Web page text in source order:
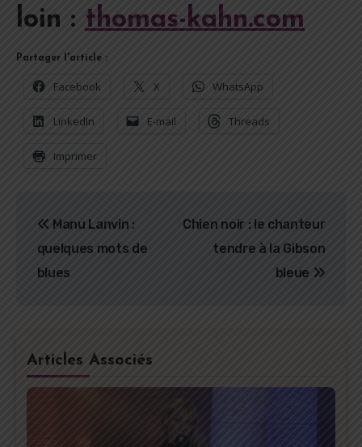
loin : thomas-kahn.com
Partager l'article :
Facebook X WhatsApp
LinkedIn E-mail Threads
Imprimer
de
l’article
Manu Lanvin :
quelques mots de
blues
Chien noir : le chanteur
tendre à la Gibson
bleue
Articles Associés